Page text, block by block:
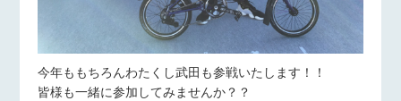
今年ももちろんわたくし武田も参戦いたします！！
皆様も一緒に参加してみませんか？？